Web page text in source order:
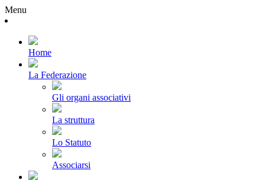
Menu
Home
La Federazione
Gli organi associativi
La struttura
Lo Statuto
Associarsi